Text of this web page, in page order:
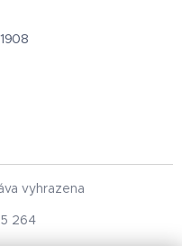
vyhrazena
264